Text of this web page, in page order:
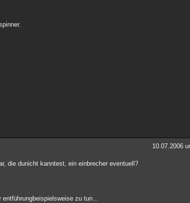
10.07.2006
die dunicht kanntest, ein einbrecher eventuell?
zu tun...